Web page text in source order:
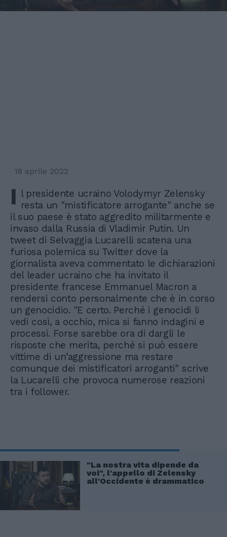
18 aprile 2022
I l presidente ucraino Volodymyr Zelensky
resta un "mistificatore arrogante" anche se
il suo paese è stato aggredito militarmente e
invaso dalla Russia di Vladimir Putin. Un
tweet di Selvaggia Lucarelli scatena una
furiosa polemica su Twitter dove la
giornalista aveva commentato le dichiarazioni
del leader ucraino che ha invitato il
presidente francese Emmanuel Macron a
rendersi conto personalmente che è in corso
un genocidio. "E certo. Perché i genocidi li
vedi così, a occhio, mica si fanno indagini e
processi. Forse sarebbe ora di dargli le
risposte che merita, perché si può essere
vittime di un’aggressione ma restare
comunque dei mistificatori arroganti" scrive
la Lucarelli che provoca numerose reazioni
tra i follower.
"La nostra vita dipende da
voi", l'appello di Zelensky
all'Occidente è drammatico